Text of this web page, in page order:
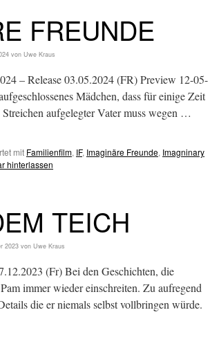
FREUNDE
von Uwe Kraus
– Release 03.05.2024 (FR) Preview 12-05-
Mädchen, dass für einige Zeit
aufgelegter Vater muss wegen …
mit Familienfilm, IF, Imaginäre Freunde, Imagninary
hinterlassen
TEICH
2023 von Uwe Kraus
(Fr) Bei den Geschichten, die
immer wieder einschreiten. Zu aufregend
die er niemals selbst vollbringen würde.